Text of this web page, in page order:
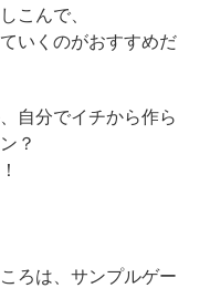
こんで、
いくのがおすすめだ
自分でイチから作ら
？
ろは、サンプルゲー